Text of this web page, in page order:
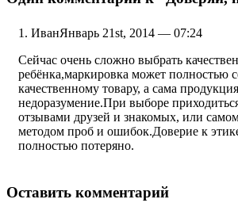
ИванЯнварь 21st, 2014 — 07:24
Сейчас очень сложно выбрать
ребёнка,маркировка может полностью
качественному товару, а сама
недоразумение.При выборе
отзывами друзей и знакомых, или
методом проб и ошибок.Доверие к
полностью потеряно.
Оставить комментарий